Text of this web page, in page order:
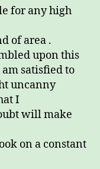
for any high
of area .
upon this
satisfied to
uncanny
I
will make
on a constant